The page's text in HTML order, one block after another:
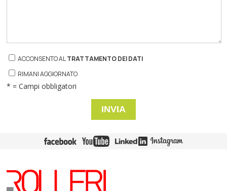
ACCONSENTO ALTRATTAMENTO DEI DATI
RIMANI AGGIORNATO
* = Campi obbligatori
INVIA